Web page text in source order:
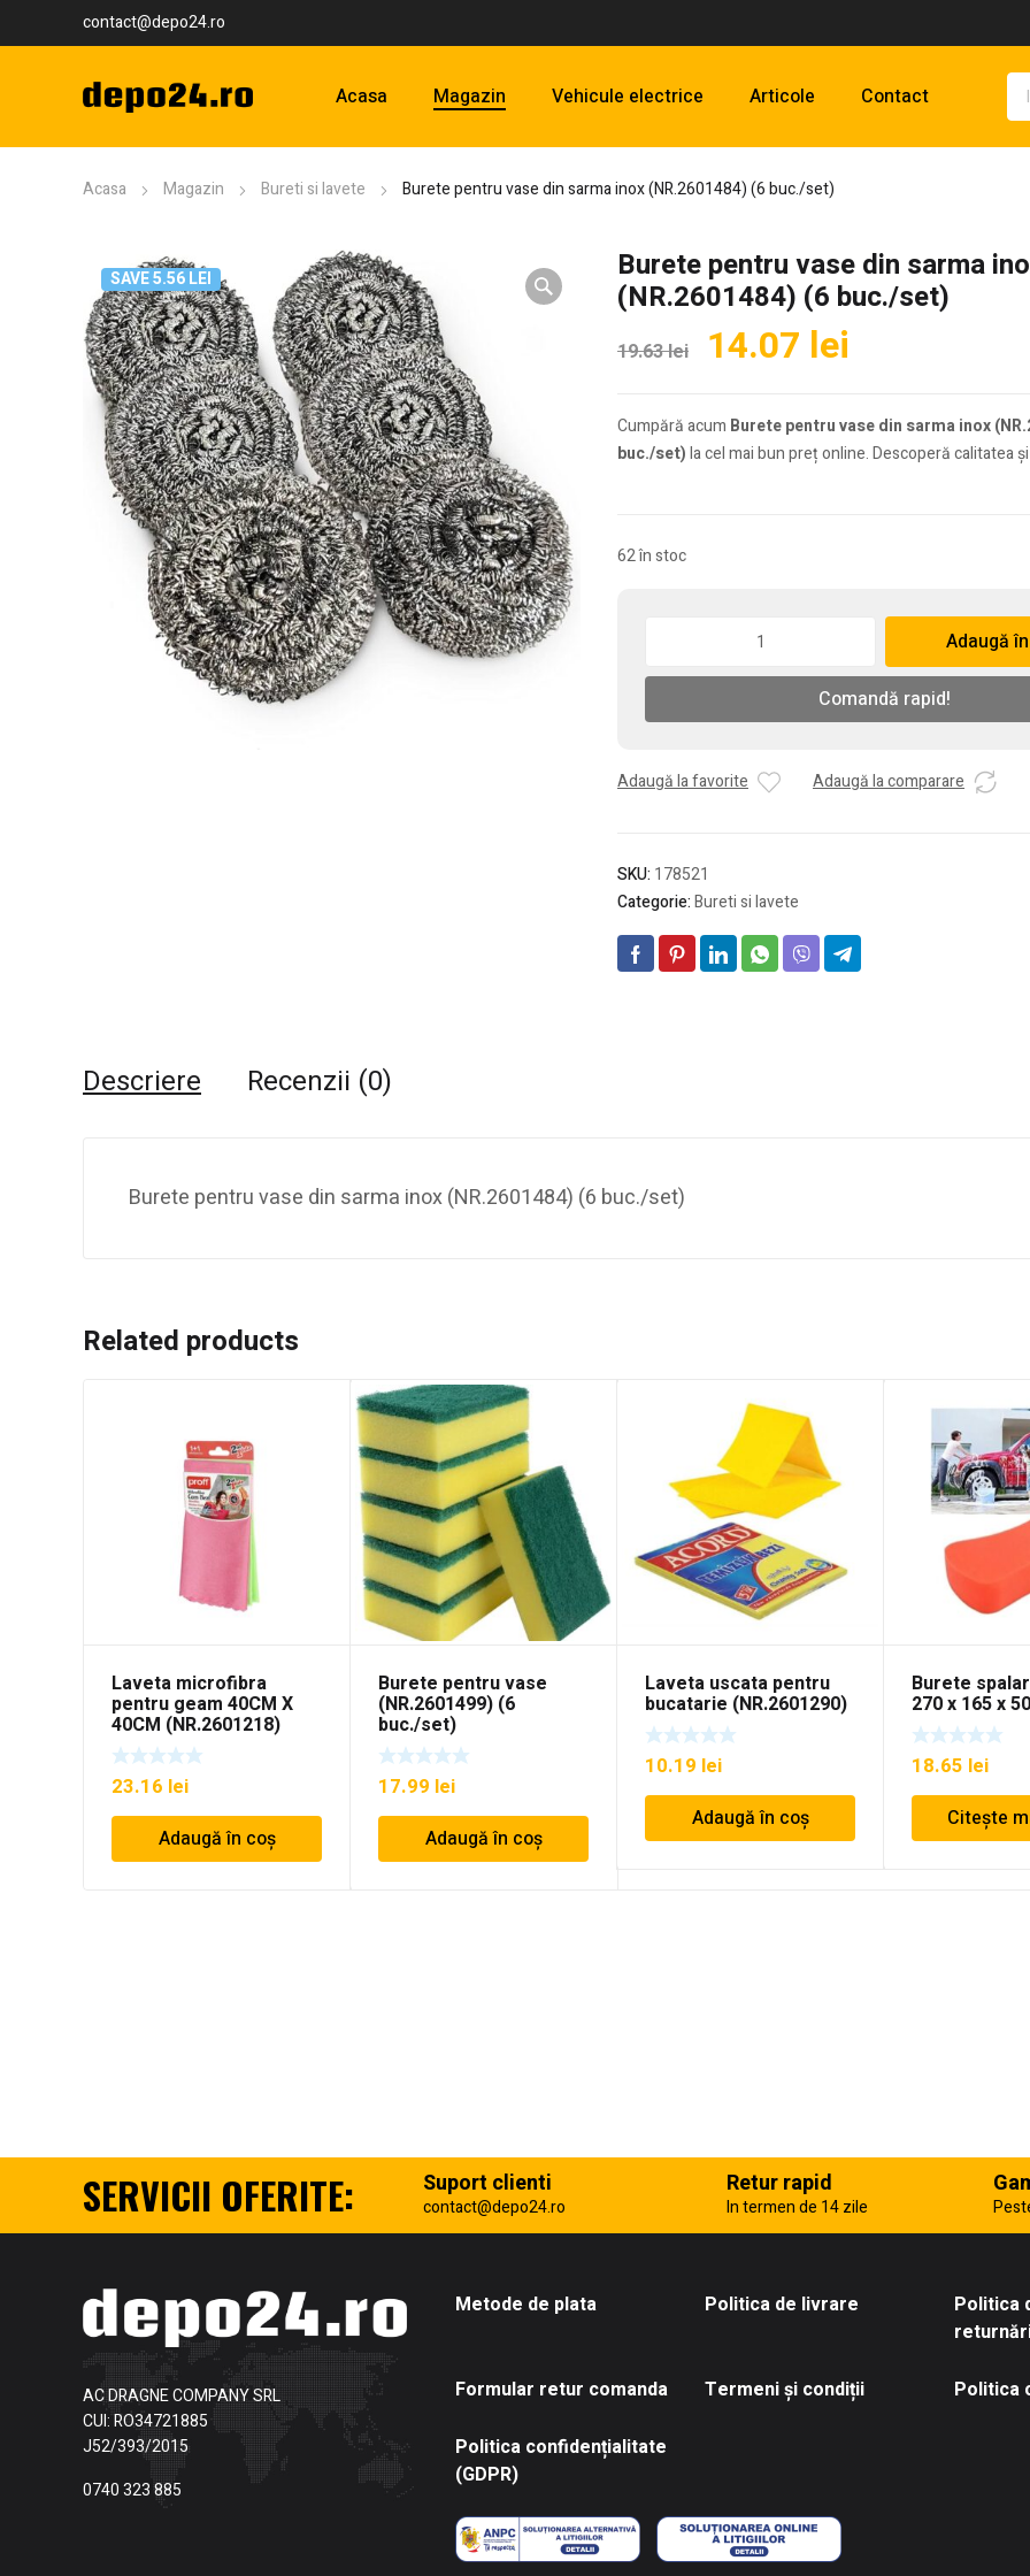
contact@depo24.ro
Acasa Magazin Vehicule electrice Articole Contact
Acasa Magazin Bureti si lavete Burete pentru vase din sarma inox (NR.2601484) (6 buc./set)
SAVE 5.56 LEI
Burete pentru vase din sarma
(NR.2601484) (6 buc./set)
19.63lei Prețul
a
fost:
14.07 lei
este:
14.07 lei.
Cumpără acum Burete pentru vase din sarma inox
buc./set)la cel mai bun preț online. Descoperă calitatea
62 în stoc
pentru
din
inox
Adaugă
Comandă rapid!
Adaugă la favorite Adaugă la comparare
SKU: 178521
Categorie:Bureti si lavete
Descriere Recenzii (0)
Burete pentru vase din sarma inox (NR.2601484) (6 buc./set)
Related products
Laveta microfibra
pentru geam 40CM X
40CM (NR.2601218)
23.16 lei
Adaugă în coș
Burete pentru vase
(NR.2601499) (6
buc./set)
17.99 lei
Adaugă în coș
Laveta uscata pentru
bucatarie (NR.2601290)
10.19 lei
Adaugă în coș
Burete
270 x 165 x
18.65 lei
Citește
SERVICII OFERITE: Suport clienti
contact@depo24.ro
Retur rapid
In termen de 14 zile
AC DRAGNE COMPANY SRL
CUI: RO34721885
J52/393/2015
0740 323 885
Metode de plata Politica de livrare
Politica
Formular retur comanda Termeni și condiții Politica
Politica confidențialitate
(GDPR)